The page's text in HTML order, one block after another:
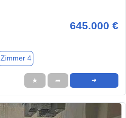
645.000 €
Zimmer 4
★ ➦ ➜